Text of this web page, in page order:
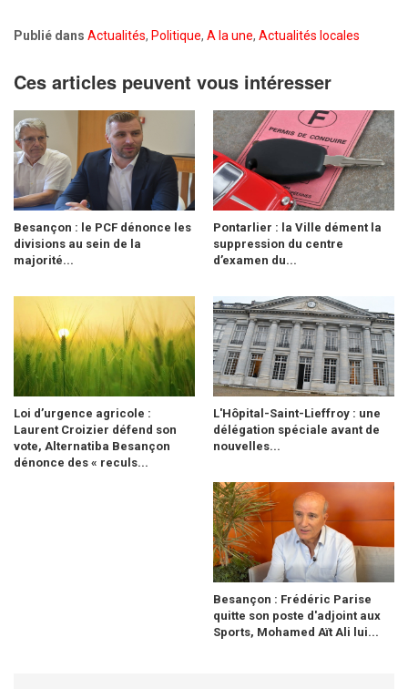
Publié dans Actualités, Politique, A la une, Actualités locales
Ces articles peuvent vous intéresser
Besançon : le PCF dénonce les
divisions au sein de la
majorité...
Pontarlier : la Ville dément la
suppression du centre
d’examen du...
Loi d’urgence agricole :
Laurent Croizier défend son
vote, Alternatiba Besançon
dénonce des « reculs...
L'Hôpital-Saint-Lieffroy : une
délégation spéciale avant de
nouvelles...
Besançon : Frédéric Parise
quitte son poste d'adjoint aux
Sports, Mohamed Aït Ali lui...